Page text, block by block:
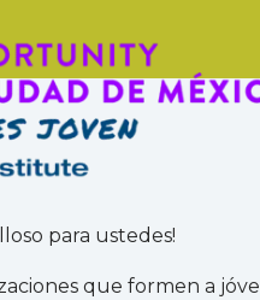
para ustedes!
que formen a